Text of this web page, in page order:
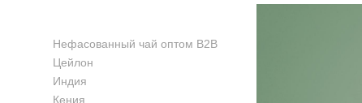
Нефасованный чай оптом B2B
Цейлон
Индия
Кения